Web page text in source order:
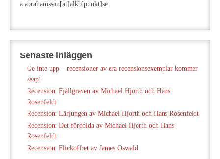
a.abrahamsson[at]alkb[punkt]se
Senaste inläggen
Ge inte upp – recensioner av era recensionsexemplar kommer
asap!
Recension: Fjällgraven av Michael Hjorth och Hans
Rosenfeldt
Recension: Lärjungen av Michael Hjorth och Hans Rosenfeldt
Recension: Det fördolda av Michael Hjorth och Hans
Rosenfeldt
Recension: Flickoffret av James Oswald